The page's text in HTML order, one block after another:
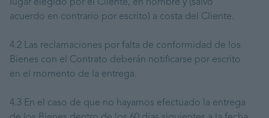
lugar elegido por el Cliente, en nombre y (salvo
acuerdo en contrario por escrito) a costa del Cliente.
4.2 Las reclamaciones por falta de conformidad de los
Bienes con el Contrato deberán notificarse por escrito
en el momento de la entrega.
4.3 En el caso de que no hayamos efectuado la entrega